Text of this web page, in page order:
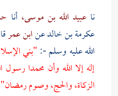
ناعبيد الله بن موسى،أنا
عكرمة بن خالدعنابن عمر
الله عليه وسلم -:"بني
إله إلا الله وأن محمدا رسول
الزكاة، والحج، وصوم